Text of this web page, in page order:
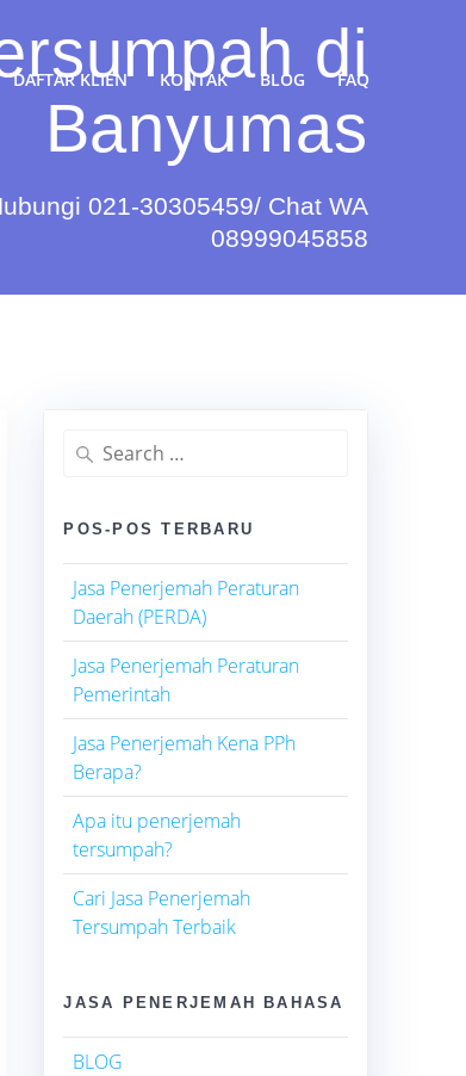
DAFTAR KLIEN KONTAK BLOG FAQ
di
Banyumas
021-30305459/ Chat WA
08999045858
Search
for:
POS-POS TERBARU
Jasa Penerjemah Peraturan
Daerah (PERDA)
Jasa Penerjemah Peraturan
Pemerintah
Jasa Penerjemah Kena PPh
Berapa?
Apa itu penerjemah
tersumpah?
Cari Jasa Penerjemah
Tersumpah Terbaik
JASA PENERJEMAH BAHASA
BLOG